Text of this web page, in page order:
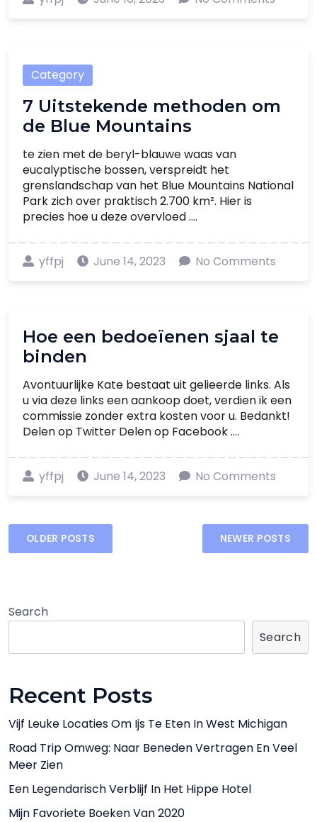
Category
7 Uitstekende methoden om
de Blue Mountains
te zien met de beryl-blauwe waas van
eucalyptische bossen, verspreidt het
grenslandschap van het Blue Mountains National
Park zich over praktisch 2.700 km². Hier is
precies hoe u deze overvloed ....
yffpj June 14, 2023 No Comments
Hoe een bedoeïenen sjaal te
binden
Avontuurlijke Kate bestaat uit gelieerde links. Als
u via deze links een aankoop doet, verdien ik een
commissie zonder extra kosten voor u. Bedankt!
Delen op Twitter Delen op Facebook ....
yffpj June 14, 2023 No Comments
Posts
OLDER POSTS NEWER POSTS
Search
Search
Recent Posts
Vijf Leuke Locaties Om Ijs Te Eten In West Michigan
Road Trip Omweg: Naar Beneden Vertragen En Veel
Meer Zien
Een Legendarisch Verblijf In Het Hippe Hotel
Mijn Favoriete Boeken Van 2020